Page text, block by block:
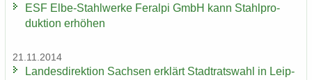
ESF Elbe-​Stahlwerke Fer­al­pi GmbH kann Stahl­pro­
duk­ti­on er­hö­hen
21.11.2014
Lan­des­di­rek­ti­on Sach­sen er­klärt Stadt­rats­wahl in Leip­